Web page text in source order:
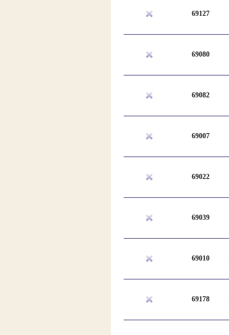
69127
69080
69082
69007
69022
69039
69010
69178